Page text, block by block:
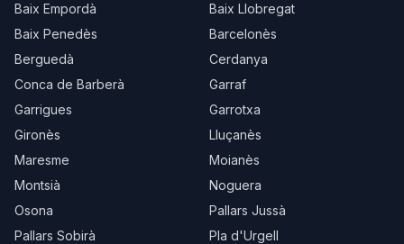
Baix Empordà
Baix Llobregat
Baix Penedès
Barcelonès
Berguedà
Cerdanya
Conca de Barberà
Garraf
Garrigues
Garrotxa
Gironès
Lluçanès
Maresme
Moianès
Montsià
Noguera
Osona
Pallars Jussà
Pallars Sobirà
Pla d'Urgell